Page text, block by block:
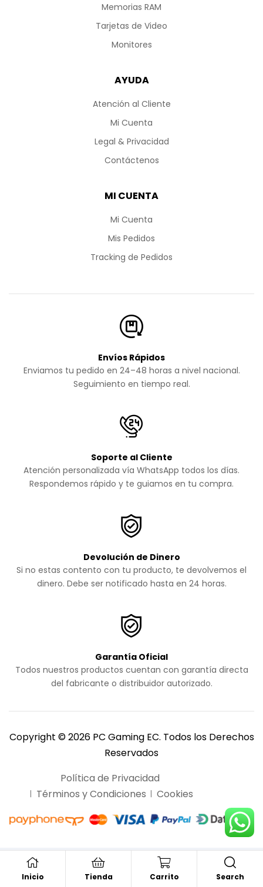
Inicio Tienda Carrito Search
Memorias RAM
Tarjetas de Video
Monitores
AYUDA
Atención al Cliente
Mi Cuenta
Legal & Privacidad
Contáctenos
MI CUENTA
Mi Cuenta
Mis Pedidos
Tracking de Pedidos
Envíos Rápidos
Enviamos tu pedido en 24–48 horas a nivel nacional.
Seguimiento en tiempo real.
Soporte al Cliente
Atención personalizada vía WhatsApp todos los días.
Respondemos rápido y te guiamos en tu compra.
Devolución de Dinero
Si no estas contento con tu producto, te devolvemos el
dinero. Debe ser notificado hasta en 24 horas.
Garantía Oficial
Todos nuestros productos cuentan con garantía directa
del fabricante o distribuidor autorizado.
Copyright © 2026 PC Gaming EC. Todos los Derechos
Reservados
Política de Privacidad
Términos y Condiciones
Cookies